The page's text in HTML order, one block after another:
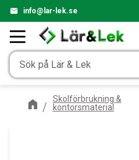
info@lar-lek.se
Skolförbrukning &
kontorsmaterial